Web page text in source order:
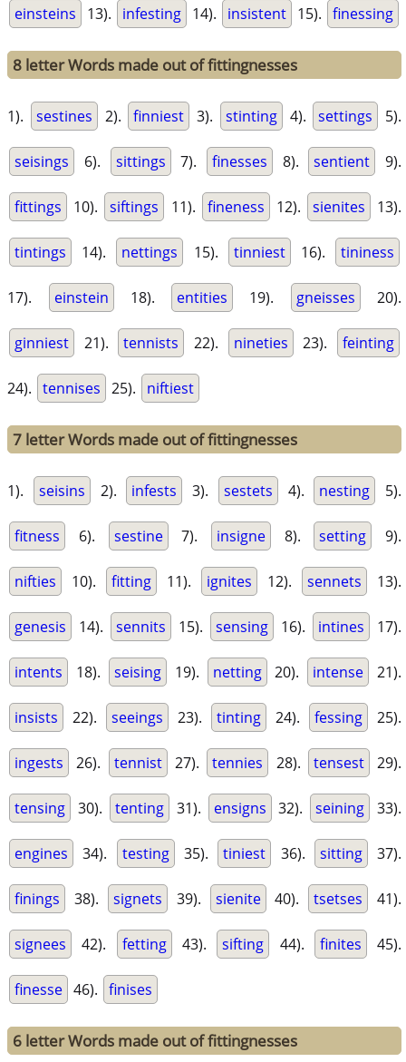
einsteins 13). infesting 14). insistent 15). finessing
8 letter Words made out of fittingnesses
1). sestines 2). finniest 3). stinting 4). settings 5).
seisings 6). sittings 7). finesses 8). sentient 9).
fittings 10). siftings 11). fineness 12). sienites 13).
tintings 14). nettings 15). tinniest 16). tininess
17). einstein 18). entities 19). gneisses 20).
ginniest 21). tennists 22). nineties 23). feinting
24). tennises 25). niftiest
7 letter Words made out of fittingnesses
1). seisins 2). infests 3). sestets 4). nesting 5).
fitness 6). sestine 7). insigne 8). setting 9).
nifties 10). fitting 11). ignites 12). sennets 13).
genesis 14). sennits 15). sensing 16). intines 17).
intents 18). seising 19). netting 20). intense 21).
insists 22). seeings 23). tinting 24). fessing 25).
ingests 26). tennist 27). tennies 28). tensest 29).
tensing 30). tenting 31). ensigns 32). seining 33).
engines 34). testing 35). tiniest 36). sitting 37).
finings 38). signets 39). sienite 40). tsetses 41).
signees 42). fetting 43). sifting 44). finites 45).
finesse 46). finises
6 letter Words made out of fittingnesses